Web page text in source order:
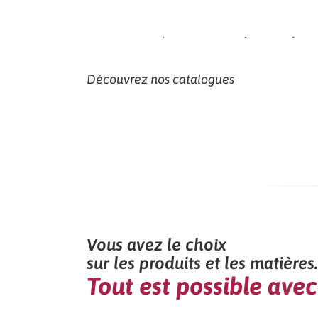
Pensez à nos abris de
Découvrez nos catalogues
Vous avez le choix
sur les produits et les matières.
Tout est possible